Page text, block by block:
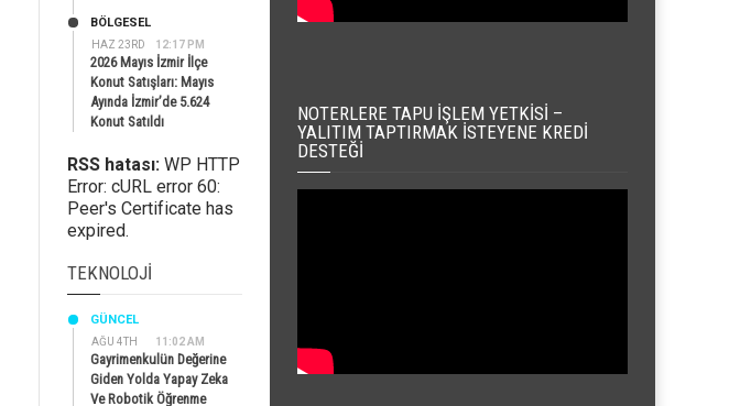
HAZ 23RD 12:17 PM
BÖLGESEL
2026 Mayıs İzmir İlçe
Konut Satışları: Mayıs
Ayında İzmir’de 5.624
Konut Satıldı
RSS hatası: WP HTTP
Error: cURL error 60:
Peer's Certificate has
expired.
TEKNOLOJI
AĞU 4TH 11:02 AM
GÜNCEL
Gayrimenkulün Değerine
Giden Yolda Yapay Zeka
Ve Robotik Öğrenme
NOTERLERE TAPU İŞLEM YETKISI –
YALITIM TAPTIRMAK İSTEYENE KREDI
DESTEĞI